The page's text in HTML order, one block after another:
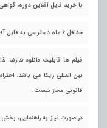
با خرید فایل آفلاین دوره،
حداقل 6 ماه دسترسی به فایل آفلاین بدون محدودیت برای شما وجود دارد.
فیلم ها قابلیت دانلود
بین المللی رایکا می باشد.
قانونی مجاز نیست.
در صورت نیاز به راهنمایی، بخش